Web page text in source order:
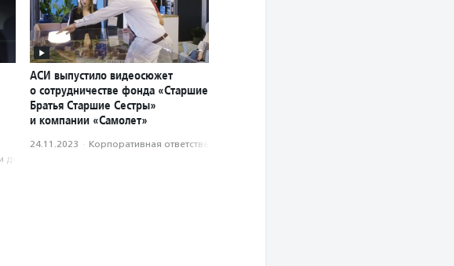
доброволь­чест­во
АСИ выпустило видеосюжет
о сотрудничестве фонда «Старшие
Братья Старшие Сестры»
и компании «Самолет»
24.11.2023 · Корпоративная ответственность